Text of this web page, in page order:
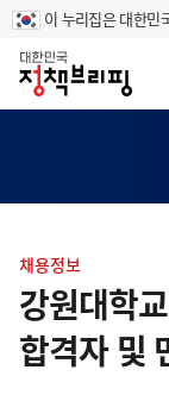
이 누리집은 대한민
홈
텐
츠
영
역
채용정보
강원대학
합격자 및